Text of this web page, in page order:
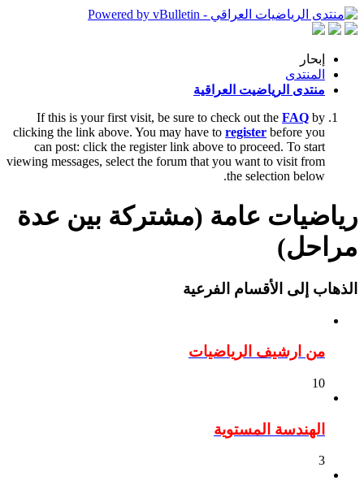
إبحار
المنتدى
منتدى الرياضيت العراقية
If this is your first visit, be sure to check out the FAQ by
clicking the link above. You may have to register before you
can post: click the register link above to proceed. To start
viewing messages, select the forum that you want to visit from
the selection below.
رياضيات عامة (مشتركة بين عدة
مراحل)
الذهاب إلى الأقسام الفرعية
من ارشيف الرياضيات
10
الهندسة المستوية
3